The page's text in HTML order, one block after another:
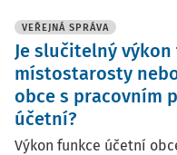
VEŘEJNÁ SPRÁVA
Je slučitelný
místostarosty
obce s pracovním
účetní?
Výkon funkce účetní